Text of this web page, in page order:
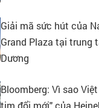
Giải mã sức hút của
Grand Plaza tại trung
Dương
Bloomberg: Vì sao
tim đổi mới" của